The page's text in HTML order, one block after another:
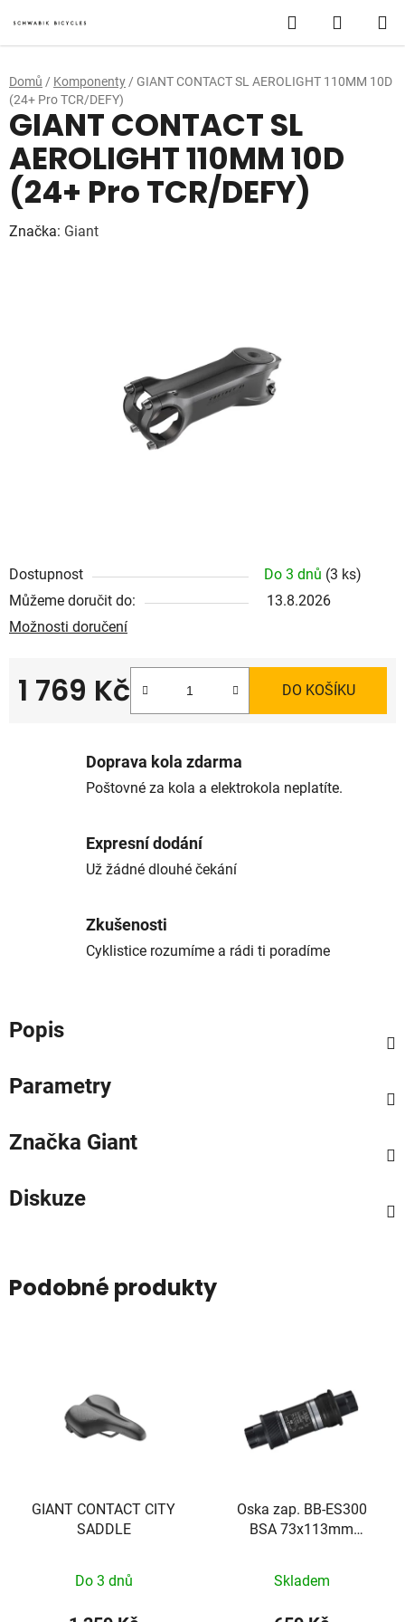
na
obsah
Hledat
KOŠÍK
Domů / Komponenty / GIANT CONTACT SL AEROLIGHT 110MM 10D
(24+ Pro TCR/DEFY)
Dostupnost Do 3 dnů (3 ks)
Můžeme doručit do:
13.8.2026
Možnosti doručení
1 769 Kč DO KOŠÍKU
GIANT CONTACT SL
AEROLIGHT 110MM 10D
(24+ Pro TCR/DEFY)
Značka: Giant
Doprava kola zdarma
Poštovné za kola a elektrokola neplatíte.
Expresní dodání
Už žádné dlouhé čekání
Zkušenosti
Cyklistice rozumíme a rádi ti poradíme
Popis
Parametry
Značka Giant
Diskuze
Podobné produkty
GIANT CONTACT CITY
SADDLE
Do 3 dnů
Oska zap. BB-ES300
BSA 73x113mm
Skladem